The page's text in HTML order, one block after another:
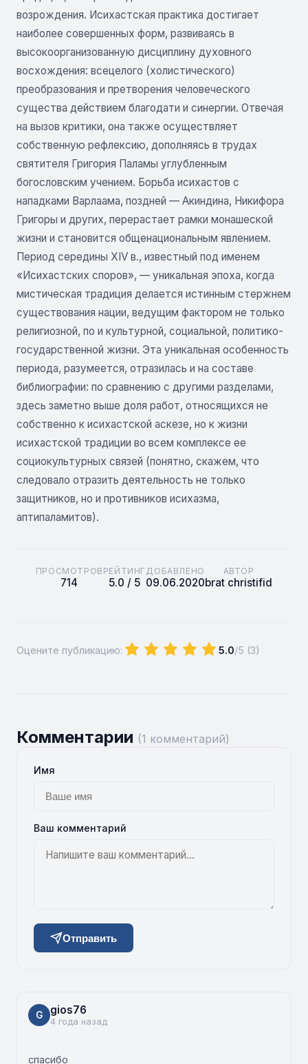
возрождения. Исихастская практика достигает
наиболее совершенных форм, развиваясь в
высокоорганизованную дисциплину духовного
восхождения: всецелого (холистического)
преобразования и претворения человеческого
существа действием благодати и синергии. Отвечая
на вызов критики, она также осуществляет
собственную рефлексию, дополняясь в трудах
святителя Григория Паламы углубленным
богословским учением. Борьба исихастов с
нападками Варлаама, поздней — Акиндина, Никифора
Григоры и других, перерастает рамки монашеской
жизни и становится общенациональным явлением.
Период середины XIV в., известный под именем
«Исихастских споров», — уникальная эпоха, когда
мистическая традиция делается истинным стержнем
существования нации, ведущим фактором не только
религиозной, по и культурной, социальной, политико-
государственной жизни. Эта уникальная особенность
периода, разумеется, отразилась и на составе
библиографии: по сравнению с другими разделами,
здесь заметно выше доля работ, относящихся не
собственно к исихастской аскезе, но к жизни
исихастской традиции во всем комплексе ее
социокультурных связей (понятно, скажем, что
следовало отразить деятельность не только
защитников, но и противников исихазма,
аптипаламитов).
ПРОСМОТРОВ
714
РЕЙТИНГ
5.0 / 5
ДОБАВЛЕНО
09.06.2020
АВТОР
brat christifid
Оцените публикацию: 5.0/5 (3)
Комментарии (1 комментарий)
Имя
Ваш комментарий
Отправить
G gios76
4 года назад
спасибо